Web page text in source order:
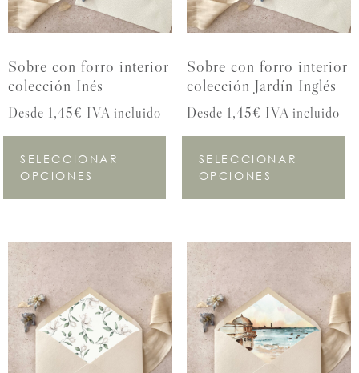
Sobre con forro interior
colección Inés
Desde 1,45€ IVA incluido
SELECCIONAR
OPCIONES
Sobre con forro interior
colección Jardín Inglés
Desde 1,45€ IVA incluido
SELECCIONAR
OPCIONES